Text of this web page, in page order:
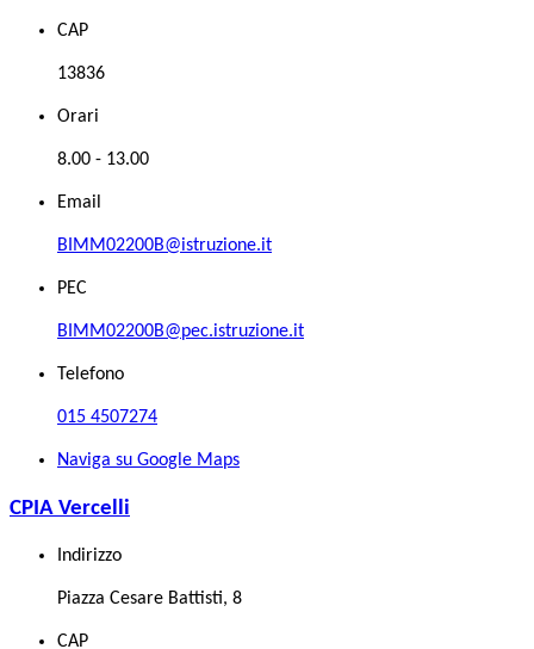
CAP
13836
Orari
8.00 - 13.00
Email
BIMM02200B@istruzione.it
PEC
BIMM02200B@pec.istruzione.it
Telefono
015 4507274
Naviga su Google Maps
CPIA Vercelli
Indirizzo
Piazza Cesare Battisti, 8
CAP